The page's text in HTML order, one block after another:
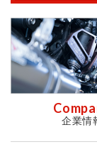
企業情